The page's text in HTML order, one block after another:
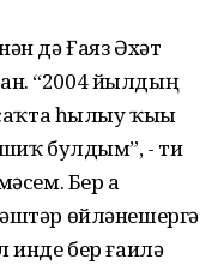
дә Ғаяз Әхәт
“2004 йылдың
һылыу ҡыҙҙы
булдым”, - ти
Бер аҙ
өйләнешергә
бер ғаилә